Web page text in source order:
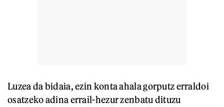
Luzea da bidaia, ezin konta ahala gorputz erraldoi
osatzeko adina errail-hezur zenbatu dituzu